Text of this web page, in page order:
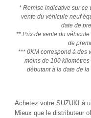
* Remise indicative sur ce
vente du véhicule neuf
date de
** Prix de vente du
de
*** 0KM correspond à des
moins de 100
débutant à la date de
Achetez votre SUZUKI à
Mieux que le distributeur